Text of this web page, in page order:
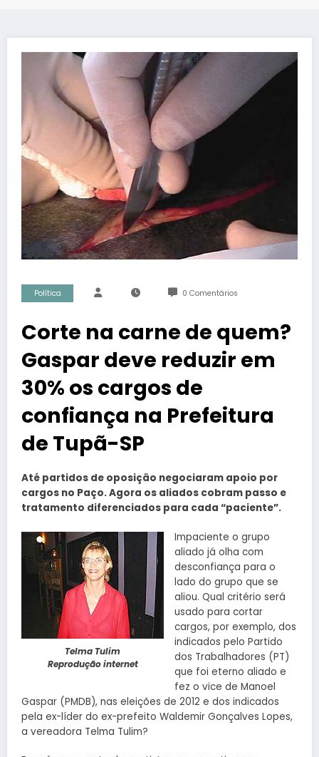
Política 0 Comentários
Corte na carne de quem?
Gaspar deve reduzir em
30% os cargos de
confiança na Prefeitura
de Tupã-SP
Até partidos de oposição negociaram apoio por
cargos no Paço. Agora os aliados cobram passo e
tratamento diferenciados para cada “paciente”.
Telma Tulim
Reprodução internet
Impaciente o grupo
aliado já olha com
desconfiança para o
lado do grupo que se
aliou. Qual critério será
usado para cortar
cargos, por exemplo, dos
indicados pelo Partido
dos Trabalhadores (PT)
que foi eterno aliado e
fez o vice de Manoel
Gaspar (PMDB), nas eleições de 2012 e dos indicados
pela ex-líder do ex-prefeito Waldemir Gonçalves Lopes,
a vereadora Telma Tulim?